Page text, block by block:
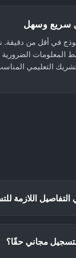
سريع وسهل
في أقل من دقيقة.
المعلومات الضرورية
التعليمي
التفاصيل اللازمة
مجاني حقًا؟